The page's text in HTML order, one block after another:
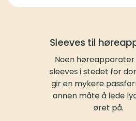
Sleeves til
Noen
sleeves i stedet for
gir en mykere
annen måte å lede
øret på.